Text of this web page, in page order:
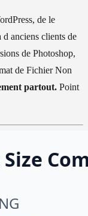
de le
anciens clients de
de Photoshop,
de Fichier Non
partout. Point